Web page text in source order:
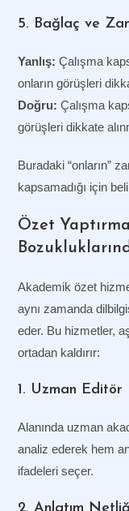
5. Bağlaç ve
Yanlış: Çalışma
onların görüşleri
Doğru: Çalışma
görüşleri dikkate
Buradaki “onların”
kapsamadığı için
Özet
Akademik özet
aynı zamanda
eder. Bu hizmetler,
ortadan kaldırır:
1. Uzman Editör
Alanında uzman
analiz ederek hem
ifadeleri seçer.